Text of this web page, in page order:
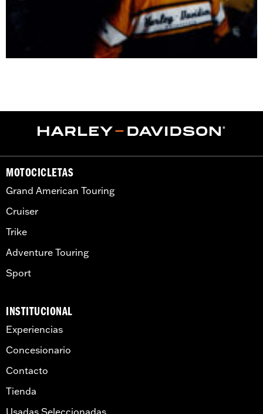
MOTOCICLETAS
Grand American Touring
Cruiser
Trike
Adventure Touring
Sport
INSTITUCIONAL
Experiencias
Concesionario
Contacto
Tienda
Usadas Seleccionadas